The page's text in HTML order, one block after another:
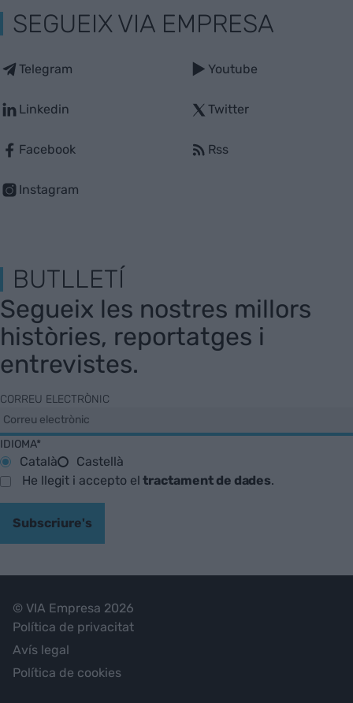
SEGUEIX VIA EMPRESA
Telegram
Linkedin
Facebook
Instagram
Youtube
Twitter
Rss
BUTLLETÍ
Segueix les nostres millors
històries, reportatges i
entrevistes.
CORREU ELECTRÒNIC
IDIOMA*
Català
Castellà
He llegit i accepto eltractament de dades.
Subscriure's
© VIA Empresa 2026
Política de privacitat
Avís legal
Política de cookies